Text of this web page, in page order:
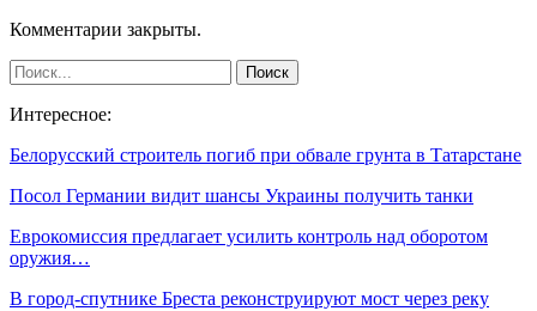
Комментарии закрыты.
Интересное:
Белорусский строитель погиб при обвале грунта в Татарстане
Посол Германии видит шансы Украины получить танки
Еврокомиссия предлагает усилить контроль над оборотом
оружия…
В город-спутнике Бреста реконструируют мост через реку